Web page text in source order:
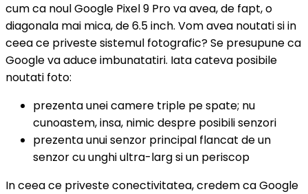
cum ca noul Google Pixel 9 Pro va avea, de fapt, o
diagonala mai mica, de 6.5 inch. Vom avea noutati si in
ceea ce priveste sistemul fotografic? Se presupune ca
Google va aduce imbunatatiri. Iata cateva posibile
noutati foto:
prezenta unei camere triple pe spate; nu
cunoastem, insa, nimic despre posibili senzori
prezenta unui senzor principal flancat de un
senzor cu unghi ultra-larg si un periscop
In ceea ce priveste conectivitatea, credem ca Google